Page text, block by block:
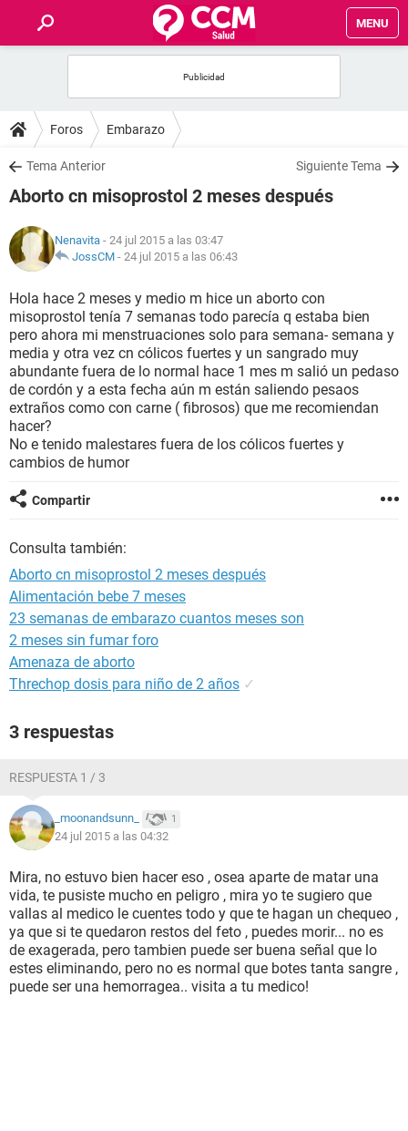
MENU
FOROS
SALUD
NUTRICIÓN
BIENESTAR
SEXUALIDAD
GLOSARIO
Foros Embarazo
Tema Anterior Siguiente Tema
Aborto cn misoprostol 2 meses después
Nenavita - 24 jul 2015 a las 03:47
JossCM - 24 jul 2015 a las 06:43
Hola hace 2 meses y medio m hice un aborto con
misoprostol tenía 7 semanas todo parecía q estaba bien
pero ahora mi menstruaciones solo para semana- semana y
media y otra vez cn cólicos fuertes y un sangrado muy
abundante fuera de lo normal hace 1 mes m salió un pedaso
de cordón y a esta fecha aún m están saliendo pesaos
extraños como con carne ( fibrosos) que me recomiendan
hacer?
No e tenido malestares fuera de los cólicos fuertes y
cambios de humor
Compartir
Consulta también:
Aborto cn misoprostol 2 meses después
Alimentación bebe 7 meses
23 semanas de embarazo cuantos meses son
2 meses sin fumar foro
Amenaza de aborto
Threchop dosis para niño de 2 años ✓
3 respuestas
RESPUESTA 1 / 3
_moonandsunn_ 1
24 jul 2015 a las 04:32
Mira, no estuvo bien hacer eso , osea aparte de matar una
vida, te pusiste mucho en peligro , mira yo te sugiero que
vallas al medico le cuentes todo y que te hagan un chequeo ,
ya que si te quedaron restos del feto , puedes morir... no es
de exagerada, pero tambien puede ser buena señal que lo
estes eliminando, pero no es normal que botes tanta sangre ,
puede ser una hemorragea.. visita a tu medico!